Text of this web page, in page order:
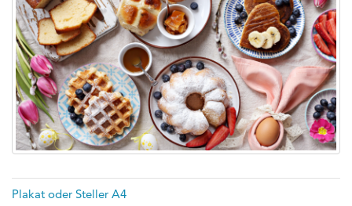
Plakat oder Steller A4